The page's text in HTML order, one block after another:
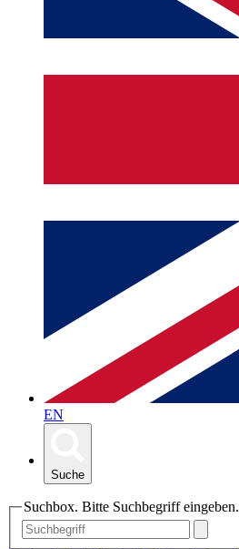
EN
Suche
Suchbox. Bitte Suchbegriff eingeben.